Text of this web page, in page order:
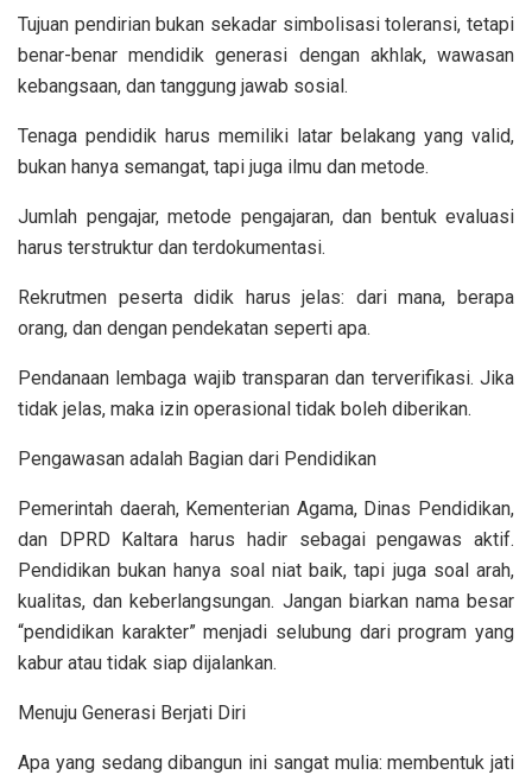
Tujuan pendirian bukan sekadar simbolisasi toleransi, tetapi
benar-benar mendidik generasi dengan akhlak, wawasan
kebangsaan, dan tanggung jawab sosial.
Tenaga pendidik harus memiliki latar belakang yang valid,
bukan hanya semangat, tapi juga ilmu dan metode.
Jumlah pengajar, metode pengajaran, dan bentuk evaluasi
harus terstruktur dan terdokumentasi.
Rekrutmen peserta didik harus jelas: dari mana, berapa
orang, dan dengan pendekatan seperti apa.
Pendanaan lembaga wajib transparan dan terverifikasi. Jika
tidak jelas, maka izin operasional tidak boleh diberikan.
Pengawasan adalah Bagian dari Pendidikan
Pemerintah daerah, Kementerian Agama, Dinas Pendidikan,
dan DPRD Kaltara harus hadir sebagai pengawas aktif.
Pendidikan bukan hanya soal niat baik, tapi juga soal arah,
kualitas, dan keberlangsungan. Jangan biarkan nama besar
“pendidikan karakter” menjadi selubung dari program yang
kabur atau tidak siap dijalankan.
Menuju Generasi Berjati Diri
Apa yang sedang dibangun ini sangat mulia: membentuk jati